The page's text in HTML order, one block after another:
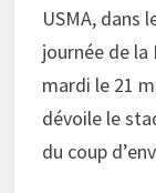
USMA, dans
journée de
mardi le 21
dévoile le
du coup